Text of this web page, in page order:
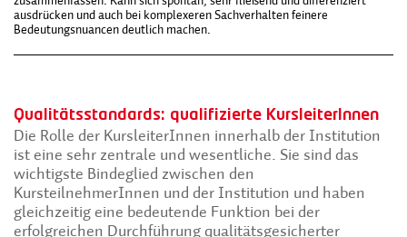
ausdrücken und auch bei komplexeren Sachverhalten feinere
Bedeutungsn­uancen deutlich machen.
Qualitätsstandards: qualifizierte KursleiterInnen
Die Rolle der KursleiterInnen innerhalb der Institution
ist eine sehr zentrale und wesentliche. Sie sind das
wichtigste Bindeglied zwischen den
KursteilnehmerInnen und der Institution und haben
gleichzeitig eine bedeutende Funktion bei der
erfolgreichen Durchführung qualitätsgesicherter